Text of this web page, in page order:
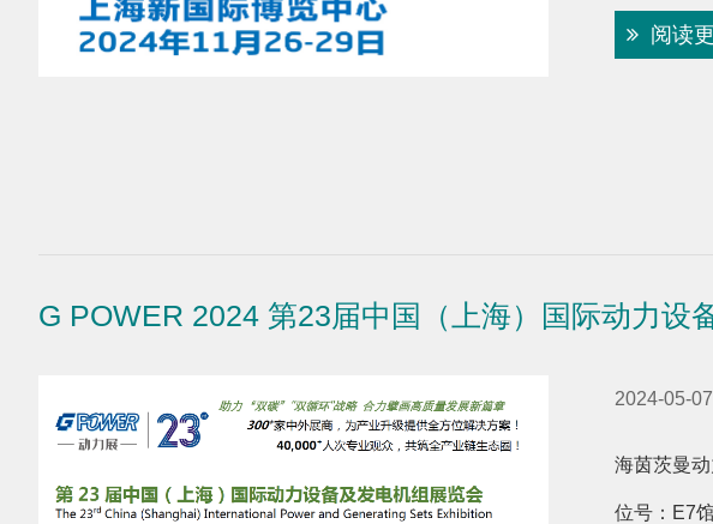
阅读
G POWER 2024 第23届中国（上海）国际动力设
2024-05-07
海茵茨曼
位号：E7